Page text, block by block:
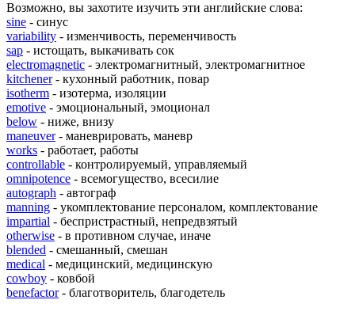
Возможно, вы захотите изучить эти английские слова:
sine - синус
variability - изменчивость, переменчивость
sap - истощать, выкачивать сок
electromagnetic - электромагнитный, электромагнитное
kitchener- кухонный работник, повар
isotherm - изотерма, изоляции
emotive - эмоциональный, эмоционал
below - ниже, внизу
maneuver- маневрировать, маневр
works - работает, работы
controllable - контролируемый, управляемый
omnipotence - всемогущество, всесилие
autograph - автограф
manning - укомплектование персоналом, комплектование
impartial - беспристрастный, непредвзятый
otherwise - в противном случае, иначе
blended - смешанный, смешан
medical - медицинский, медицинскую
cowboy - ковбой
benefactor- благотворитель, благодетель